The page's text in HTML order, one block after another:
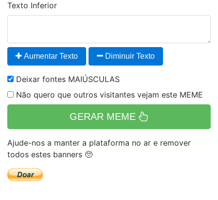
Texto Inferior
Aumentar Texto Diminuir Texto
Deixar fontes MAIÚSCULAS
Não quero que outros visitantes vejam este MEME
GERAR MEME
Ajude-nos a manter a plataforma no ar e remover
todos estes banners 🥺